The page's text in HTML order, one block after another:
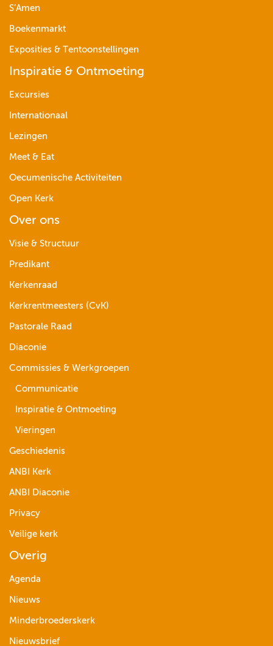
S’Amen
Boekenmarkt
Exposities & Tentoonstellingen
Inspiratie & Ontmoeting
Excursies
Internationaal
Lezingen
Meet & Eat
Oecumenische Activiteiten
Open Kerk
Over ons
Visie & Structuur
Predikant
Kerkenraad
Kerkrentmeesters (CvK)
Pastorale Raad
Diaconie
Commissies & Werkgroepen
Communicatie
Inspiratie & Ontmoeting
Vieringen
Geschiedenis
ANBI Kerk
ANBI Diaconie
Privacy
Veilige kerk
Overig
Agenda
Nieuws
Minderbroederskerk
Nieuwsbrief